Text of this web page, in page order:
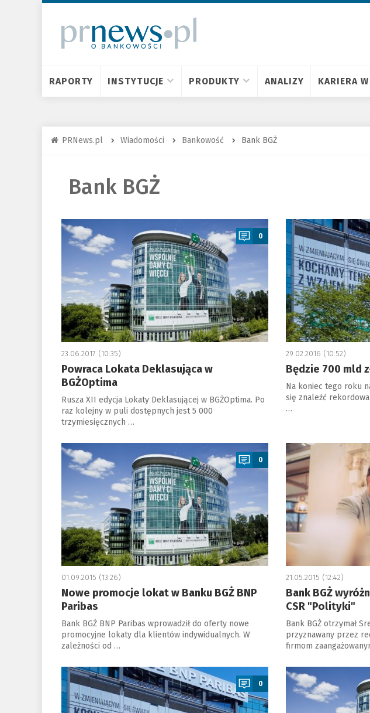
RAPORTY INSTYTUCJE PRODUKTY ANALIZY KARIERA
PRNews.pl Wiadomości Bankowość Bank BGŻ
Bank BGŻ
a
0
23.06.2017 (10:35)
Powraca Lokata Deklasująca w
BGŻOptima
Rusza XII edycja Lokaty Deklasującej w BGŻOptima. Po
raz kolejny w puli dostępnych jest 5 000
trzymiesięcznych …
a
29.02.2016 (10:52)
Będzie 700 mld
Na koniec tego roku
się znaleźć
…
a
0
01.09.2015 (13:26)
Nowe promocje lokat w Banku BGŻ BNP
Paribas
Bank BGŻ BNP Paribas wprowadził do oferty nowe
promocyjne lokaty dla klientów indywidualnych. W
zależności od …
a
21.05.2015 (12:42)
Bank BGŻ
CSR "Polityki"
Bank BGŻ otrzymał
przyznawany przez
firmom
a
0
a